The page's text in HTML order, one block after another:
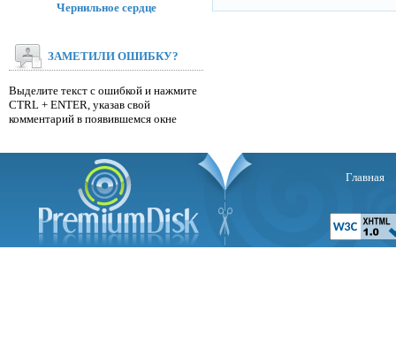
Чернильное сердце
ЗАМЕТИЛИ ОШИБКУ?
Выделите текст с ошибкой и нажмите
CTRL + ENTER, указав свой
комментарий в появившемся окне
Главная